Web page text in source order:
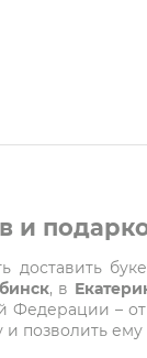
и
доставить
, в
Федерации –
позволить ему